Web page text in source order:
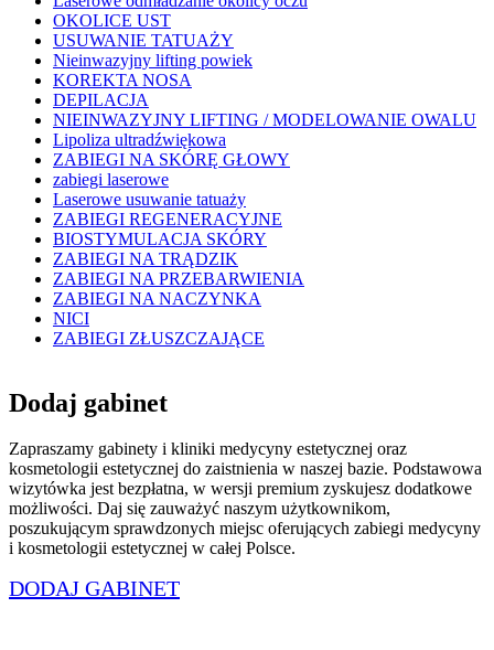
OKOLICE UST
USUWANIE TATUAŻY
Nieinwazyjny lifting powiek
KOREKTA NOSA
DEPILACJA
NIEINWAZYJNY LIFTING / MODELOWANIE OWALU
Lipoliza ultradźwiękowa
ZABIEGI NA SKÓRĘ GŁOWY
zabiegi laserowe
Laserowe usuwanie tatuaży
ZABIEGI REGENERACYJNE
BIOSTYMULACJA SKÓRY
ZABIEGI NA TRĄDZIK
ZABIEGI NA PRZEBARWIENIA
ZABIEGI NA NACZYNKA
NICI
ZABIEGI ZŁUSZCZAJĄCE
Dodaj gabinet
Zapraszamy gabinety i kliniki medycyny estetycznej oraz
kosmetologii estetycznej do zaistnienia w naszej bazie. Podstawowa
wizytówka jest bezpłatna, w wersji premium zyskujesz dodatkowe
możliwości. Daj się zauważyć naszym użytkownikom,
poszukującym sprawdzonych miejsc oferujących zabiegi medycyny
i kosmetologii estetycznej w całej Polsce.
DODAJ GABINET